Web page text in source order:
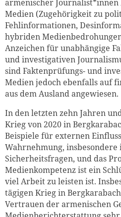
armenischer
Medien (Zugehörigkeit zu
Fehlinformationen,
hybriden
Anzeichen für unabhängige
und investigativen
sind Faktenprüfungs- und
Medien jedoch ebenfalls auf
aus dem Ausland angewiesen.
In den letzten zehn Jahren
Krieg von 2020 in
Beispiele für externen
Wahrnehmung, insbesondere
Sicherheitsfragen, und das
Medienkompetenz ist ein
viel Arbeit zu leisten ist.
tägigen Krieg in
Vertrauen der armenischen